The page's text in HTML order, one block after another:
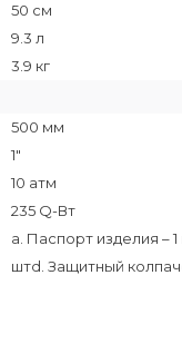
50 см
9.3 л
3.9 кг
500 мм
1"
10 атм
235 Q-Вт
a. Паспорт изделия –
штd. Защитный